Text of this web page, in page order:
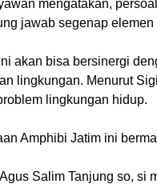
mengatakan,
jawab segenap elemen
akan bisa bersinergi
lingkungan. Menurut
lingkungan hidup.
Amphibi Jatim ini
Salim Tanjung so, si